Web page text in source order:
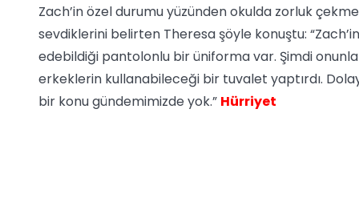
Zach’in özel durumu yüzünden okulda zorluk
sevdiklerini belirten Theresa şöyle konuştu:
edebildiği pantolonlu bir üniforma var. Şimdi
erkeklerin kullanabileceği bir tuvalet yaptırdı.
bir konu gündemimizde yok.” Hürriyet